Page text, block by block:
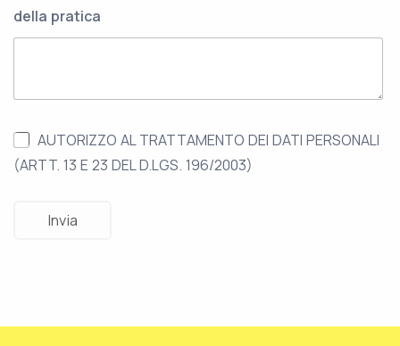
della pratica
AUTORIZZO AL TRATTAMENTO DEI DATI PERSONALI
(ARTT. 13 E 23 DEL D.LGS. 196/2003)